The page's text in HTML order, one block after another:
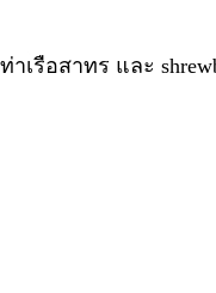
เรือสาทร และ